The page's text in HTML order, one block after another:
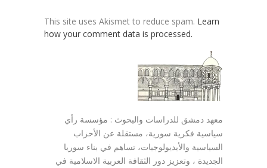
This site uses Akismet to reduce spam. Learn
how your comment data is processed.
معهد دمشق للدراسات والبحوث : مؤسسة رأي
سياسية فكرية سورية، مستقلة عن الأحزاب
السياسية والأيديولوجيات، تساهم في بناء سوريا
الجديدة ، وتعزيز دور الثقافة العربية الاسلامية في